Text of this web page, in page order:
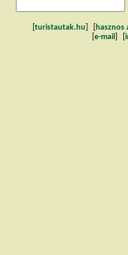
turistautak.hu hasznos
e-mail